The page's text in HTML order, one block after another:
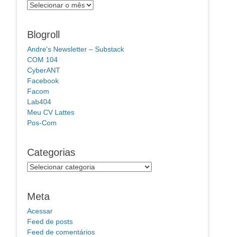
Arquivos
Blogroll
Andre's Newsletter – Substack
COM 104
CyberANT
Facebook
Facom
Lab404
Meu CV Lattes
Pos-Com
Categorias
Categorias
Meta
Acessar
Feed de posts
Feed de comentários